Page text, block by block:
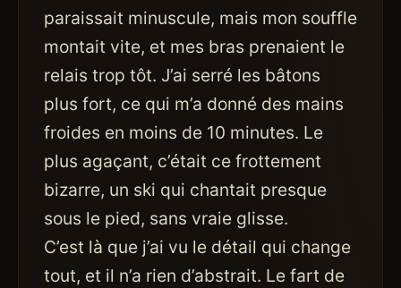
paraissait minuscule, mais mon souffle
montait vite, et mes bras prenaient le
relais trop tôt. J’ai serré les bâtons
plus fort, ce qui m’a donné des mains
froides en moins de 10 minutes. Le
plus agaçant, c’était ce frottement
bizarre, un ski qui chantait presque
sous le pied, sans vraie glisse.
C’est là que j’ai vu le détail qui change
tout, et il n’a rien d’abstrait. Le fart de